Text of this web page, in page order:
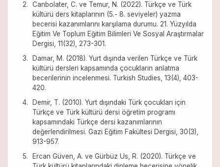
Canbolater, C. ve Temur, N. (2022). Türkçe ve Türk
kültürü ders kitaplarının (5.- 8. seviyeler) yazma
becerisi kazanımlarını karşılama durumu. 21. Yüzyılda
Eğitim Ve Toplum Eğitim Bilimleri Ve Sosyal Araştırmalar
Dergisi, 11(32), 273-301.
Damar, M. (2018). Yurt dışında verilen Türkçe ve Türk
kültürü dersleri kapsamında çocukların anlatma
becerilerinin incelenmesi. Turkish Studies, 13(4), 403-
420.
Demir, T. (2010). Yurt dışındaki Türk çocukları için
Türkçe ve Türk kültürü dersi öğretim programı
kapsamındaki Türkçe dersi kazanımlarının
değerlendirilmesi. Gazi Eğitim Fakültesi Dergisi, 30(3),
913-957.
Ercan Güven, A. ve Gürbüz Us, R. (2020). Türkçe ve